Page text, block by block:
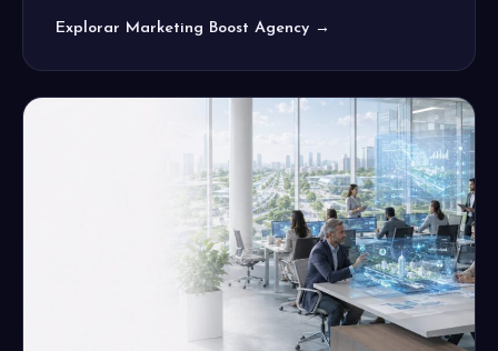
Explorar Marketing Boost Agency →